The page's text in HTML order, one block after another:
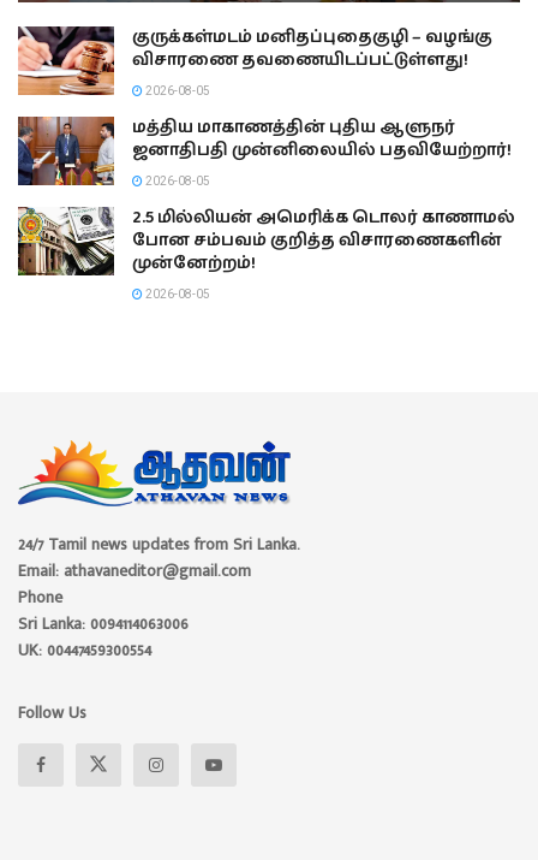
குருக்கள்மடம் மனிதப்புதைகுழி – வழங்கு
விசாரணை தவணையிடப்பட்டுள்ளது!
2026-08-05
மத்திய மாகாணத்தின் புதிய ஆளுநர்
ஜனாதிபதி முன்னிலையில் பதவியேற்றார்!
2026-08-05
2.5 மில்லியன் அமெரிக்க டொலர் காணாமல்
போன சம்பவம் குறித்த விசாரணைகளின்
முன்னேற்றம்!
2026-08-05
24/7 Tamil news updates from Sri Lanka.
Email: athavaneditor@gmail.com
Phone
Sri Lanka: 0094114063006
UK: 00447459300554
Follow Us